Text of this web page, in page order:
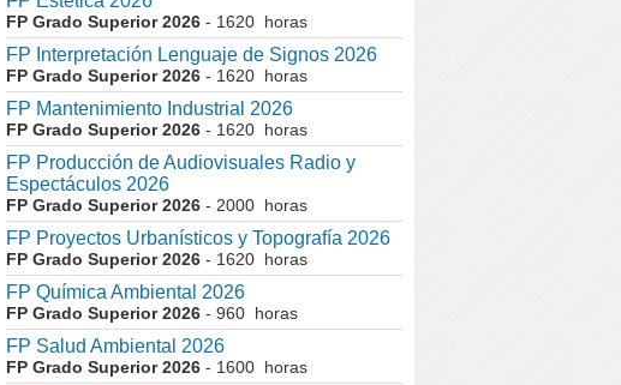
FP Grado Superior 2026 - 1620 horas
FP Interpretación Lenguaje de Signos 2026
FP Grado Superior 2026 - 1620 horas
FP Mantenimiento Industrial 2026
FP Grado Superior 2026 - 1620 horas
FP Producción de Audiovisuales Radio y
Espectáculos 2026
FP Grado Superior 2026 - 2000 horas
FP Proyectos Urbanísticos y Topografía 2026
FP Grado Superior 2026 - 1620 horas
FP Química Ambiental 2026
FP Grado Superior 2026 - 960 horas
FP Salud Ambiental 2026
FP Grado Superior 2026 - 1600 horas